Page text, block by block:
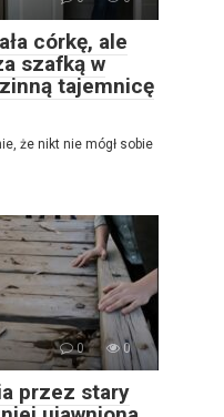
córkę, ale
szafką w
tajemnicę
że nikt nie mógł sobie
0 0
przez stary